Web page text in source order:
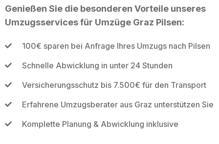
Genießen Sie die besonderen Vorteile unseres
Umzugsservices für Umzüge Graz Pilsen:
100€ sparen bei Anfrage Ihres Umzugs nach Pilsen
Schnelle Abwicklung in unter 24 Stunden
Versicherungsschutz bis 7.500€ für den Transport
Erfahrene Umzugsberater aus Graz unterstützen Sie
Komplette Planung & Abwicklung inklusive